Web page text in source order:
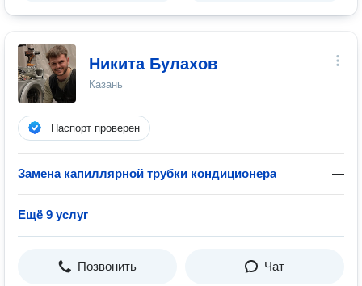
Никита Булахов
Казань
Паспорт проверен
Замена капиллярной трубки кондиционера —
Ещё 9 услуг
Позвонить Чат